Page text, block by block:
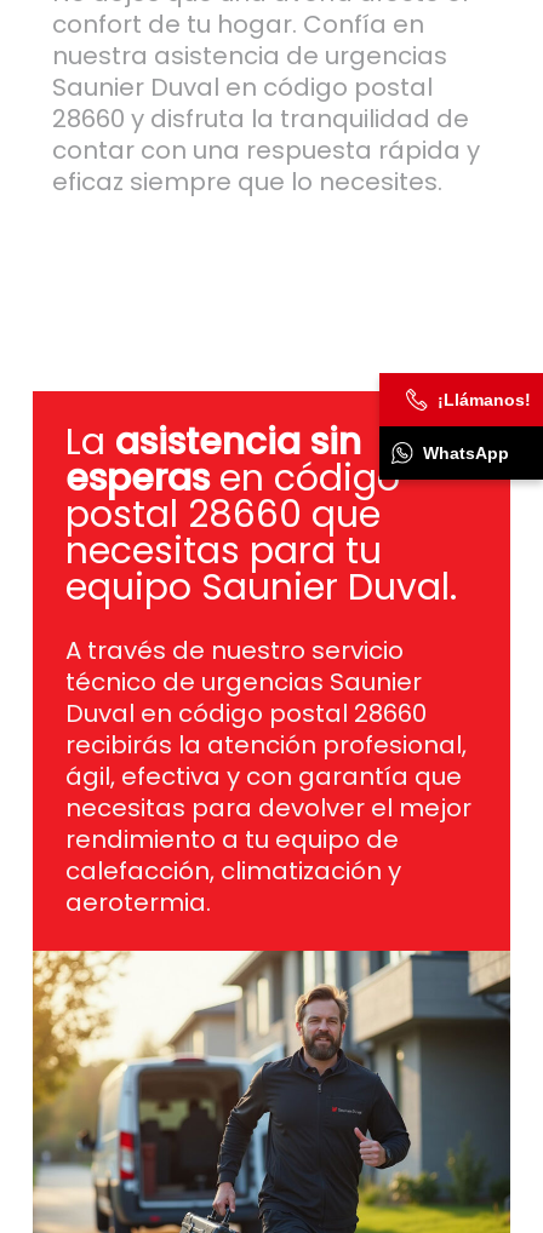
confort de tu hogar. Confía en
nuestra asistencia de urgencias
Saunier Duval en código postal
28660 y disfruta la tranquilidad de
contar con una respuesta rápida y
eficaz siempre que lo necesites.
La asistencia sin
esperasen código
postal 28660 que
necesitas para tu
equipo Saunier Duval.
A través de nuestro servicio
técnico de urgencias Saunier
Duval en código postal 28660
recibirás la atención profesional,
ágil, efectiva y con garantía que
necesitas para devolver el mejor
rendimiento a tu equipo de
calefacción, climatización y
aerotermia.
¡Llámanos!
WhatsApp